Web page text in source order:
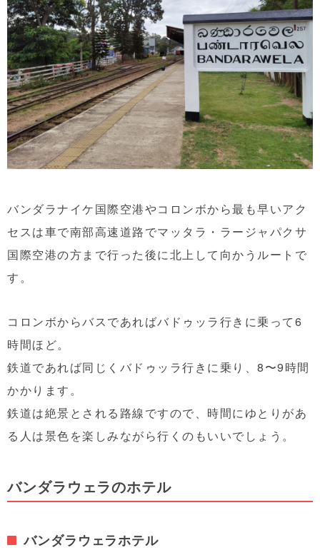
バンダラナイケ国際空港やコロンボから最も早いアク
セスは車で南部高速道路でマッタラ・ラージャパクサ
国際空港の方まで行った後に北上して向かうルートで
す。
コロンボからバスであればバドゥッラ行きに乗って6
時間ほど。
鉄道であれば同じくバドゥッラ行きに乗り、8〜9時間
かかります。
鉄道は絶景とされる路線ですので、時間にゆとりがあ
る人は景色を楽しみながら行くのもいいでしょう。
バンダラウェラのホテル
バンダラウェラホテル